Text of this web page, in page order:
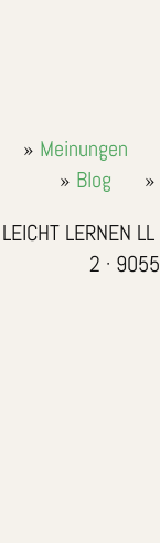
Meinungen
Blog
LEICHT LERNEN
2 ·